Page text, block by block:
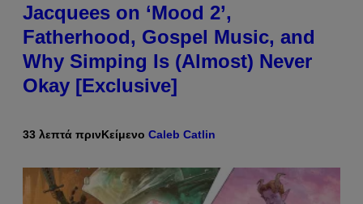
Jacquees on ‘Mood 2’,
Fatherhood, Gospel Music, and
Why Simping Is (Almost) Never
Okay [Exclusive]
33 λεπτά πρινΚείμενο Caleb Catlin